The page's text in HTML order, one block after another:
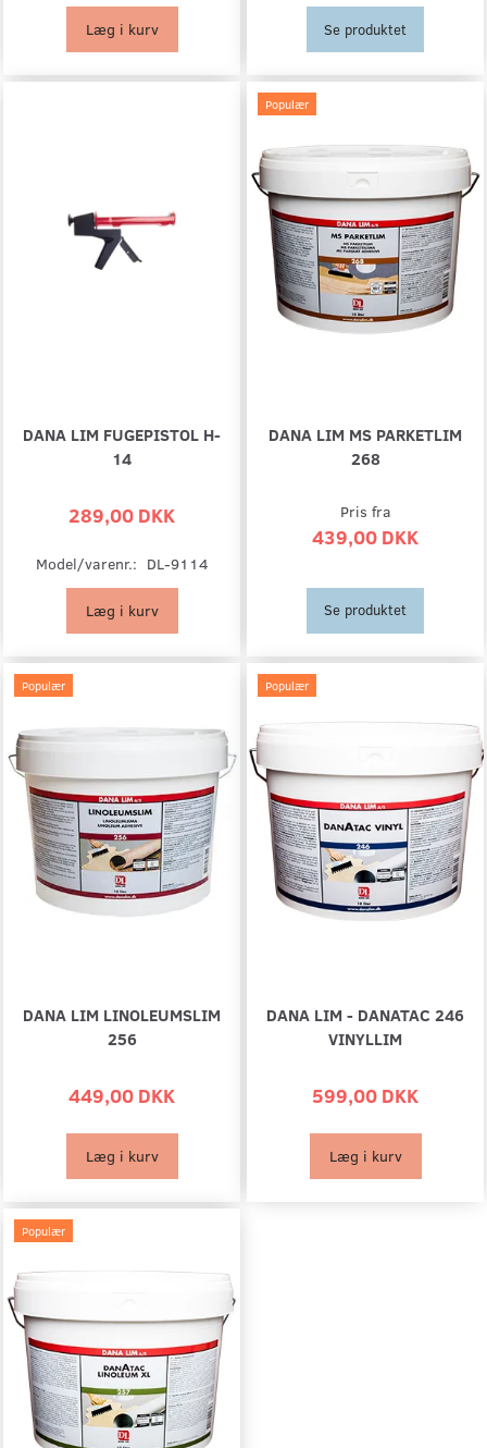
Læg i kurv Se produktet
DANA LIM FUGEPISTOL H-
14
289,00 DKK
Model/varenr.: DL-9114
Læg i kurv
Populær
DANA LIM MS PARKETLIM
268
Pris fra
439,00 DKK
Se produktet
Populær
DANA LIM LINOLEUMSLIM
256
449,00 DKK
Læg i kurv
Populær
DANA LIM - DANATAC 246
VINYLLIM
599,00 DKK
Læg i kurv
Populær